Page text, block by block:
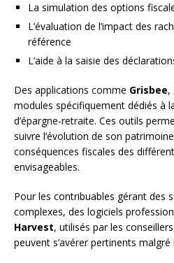
La simulation des options
L’évaluation de l’impact des
référence
L’aide à la saisie des
Des applications comme Grisbee,
modules spécifiquement dédiés à
d’épargne-retraite. Ces outils
suivre l’évolution de son
conséquences fiscales des
envisageables.
Pour les contribuables gérant des
complexes, des logiciels
Harvest, utilisés par les
peuvent s’avérer pertinents